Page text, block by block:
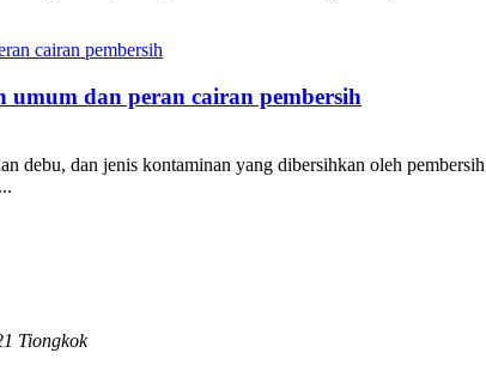
umum dan peran cairan pembersih
debu, dan jenis kontaminan yang dibersihkan oleh
Tiongkok